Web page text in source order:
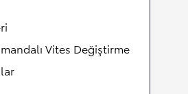
Vites Değiştirme